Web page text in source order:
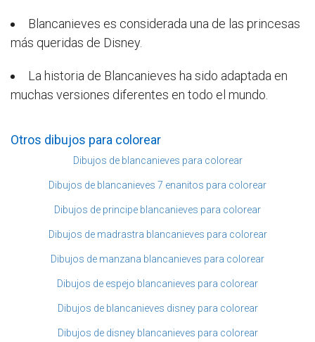
Blancanieves es considerada una de las princesas
más queridas de Disney.
La historia de Blancanieves ha sido adaptada en
muchas versiones diferentes en todo el mundo.
Otros dibujos para colorear
Dibujos de blancanieves para colorear
Dibujos de blancanieves 7 enanitos para colorear
Dibujos de principe blancanieves para colorear
Dibujos de madrastra blancanieves para colorear
Dibujos de manzana blancanieves para colorear
Dibujos de espejo blancanieves para colorear
Dibujos de blancanieves disney para colorear
Dibujos de disney blancanieves para colorear